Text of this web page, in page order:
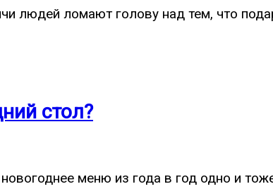
людей ломают голову над тем, что
стол?
меню из года в год одно и